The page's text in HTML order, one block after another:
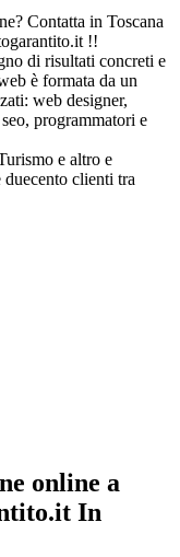
Contatta in Toscana
!!
di risultati concreti e
è formata da un
web designer,
programmatori e
e altro e
clienti tra
online a
In